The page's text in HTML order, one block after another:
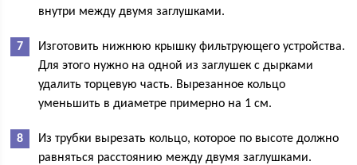
внутри между двумя заглушками.
Изготовить нижнюю крышку фильтрующего устройства.
Для этого нужно на одной из заглушек с дырками
удалить торцевую часть. Вырезанное кольцо
уменьшить в диаметре примерно на 1 см.
Из трубки вырезать кольцо, которое по высоте должно
равняться расстоянию между двумя заглушками.